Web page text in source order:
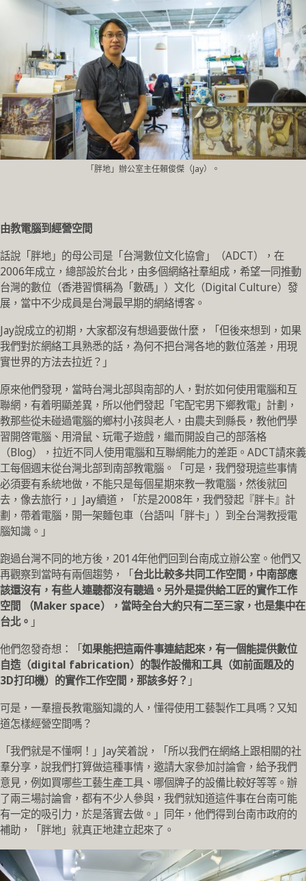
「胖地」辦公室主任賴俊傑（Jay）。
由教電腦到經營空間
話說「胖地」的母公司是「台灣數位文化協會」（ADCT），在
2006年成立，總部設於台北，由多個網絡社羣組成，希望一同推動
台灣的數位（香港習慣稱為「數碼」）文化（Digital Culture）發
展，當中不少成員是台灣最早期的網絡博客。
Jay說成立的初期，大家都沒有想過要做什麼，「但後來想到，如果
我們對於網絡工具熟悉的話，為何不把台灣各地的數位落差，用現
實世界的方法去拉近？」
原來他們發現，當時台灣北部與南部的人，對於如何使用電腦和互
聯網，有着明顯差異，所以他們發起「宅配宅男下鄉教電」計劃，
教那些從未碰過電腦的鄉村小孩與老人，由農夫到縣長，教他們學
習開啓電腦、用滑鼠、玩電子遊戲，繼而開設自己的部落格
（Blog），拉近不同人使用電腦和互聯網能力的差距。ADCT請來義
工每個週末從台灣北部到南部教電腦。「可是，我們發現這些事情
必須要有系統地做，不能只是每個星期來教一教電腦，然後就回
去，像去旅行，」Jay續道，「於是2008年，我們發起『胖卡』計
劃，帶着電腦，開一架麵包車（台語叫「胖卡」）到全台灣教授電
腦知識。」
跑過台灣不同的地方後，2014年他們回到台南成立辦公室。他們又
再觀察到當時有兩個趨勢，「台北比較多共同工作空間，中南部應
該還沒有，有些人連聽都沒有聽過。另外是提供給工匠的實作工作
空間 （Maker space），當時全台大約只有二至三家，也是集中在
台北。 」
他們忽發奇想：「如果能把這兩件事連結起來，有一個能提供數位
自造（digital fabrication）的製作設備和工具（如前面題及的
3D打印機）的實作工作空間，那該多好？ 」
可是，一羣擅長教電腦知識的人，懂得使用工藝製作工具嗎？又知
道怎樣經營空間嗎？
「我們就是不懂啊！」Jay笑着說，「所以我們在網絡上跟相關的社
羣分享，說我們打算做這種事情，邀請大家參加討論會，給予我們
意見，例如買哪些工藝生產工具、哪個牌子的設備比較好等等。辦
了兩三場討論會，都有不少人參與，我們就知道這件事在台南可能
有一定的吸引力，於是落實去做。」同年，他們得到台南市政府的
補助，「胖地」就真正地建立起來了。